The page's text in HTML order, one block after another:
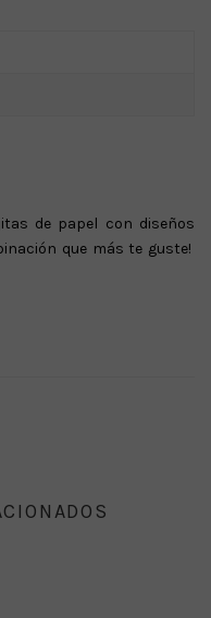
de papel con diseños
que más te guste!